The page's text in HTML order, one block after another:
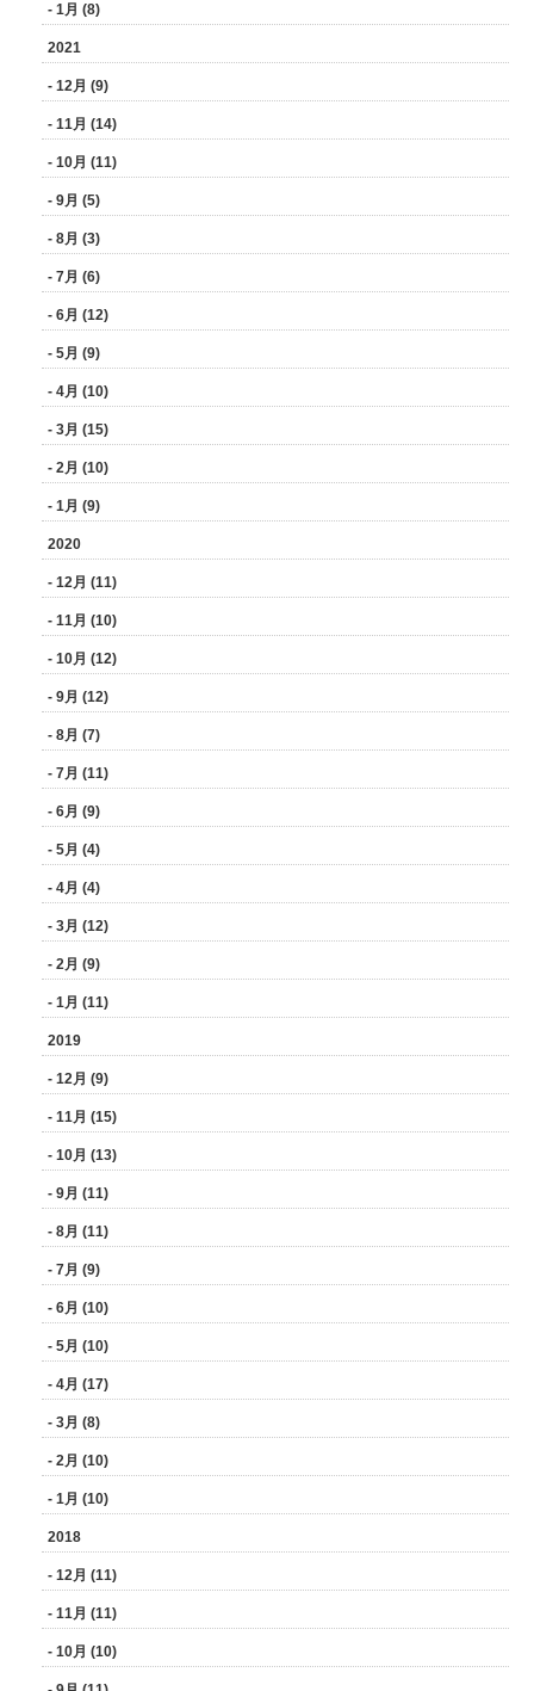
- 1月 (8)
2021
- 12月 (9)
- 11月 (14)
- 10月 (11)
- 9月 (5)
- 8月 (3)
- 7月 (6)
- 6月 (12)
- 5月 (9)
- 4月 (10)
- 3月 (15)
- 2月 (10)
- 1月 (9)
2020
- 12月 (11)
- 11月 (10)
- 10月 (12)
- 9月 (12)
- 8月 (7)
- 7月 (11)
- 6月 (9)
- 5月 (4)
- 4月 (4)
- 3月 (12)
- 2月 (9)
- 1月 (11)
2019
- 12月 (9)
- 11月 (15)
- 10月 (13)
- 9月 (11)
- 8月 (11)
- 7月 (9)
- 6月 (10)
- 5月 (10)
- 4月 (17)
- 3月 (8)
- 2月 (10)
- 1月 (10)
2018
- 12月 (11)
- 11月 (11)
- 10月 (10)